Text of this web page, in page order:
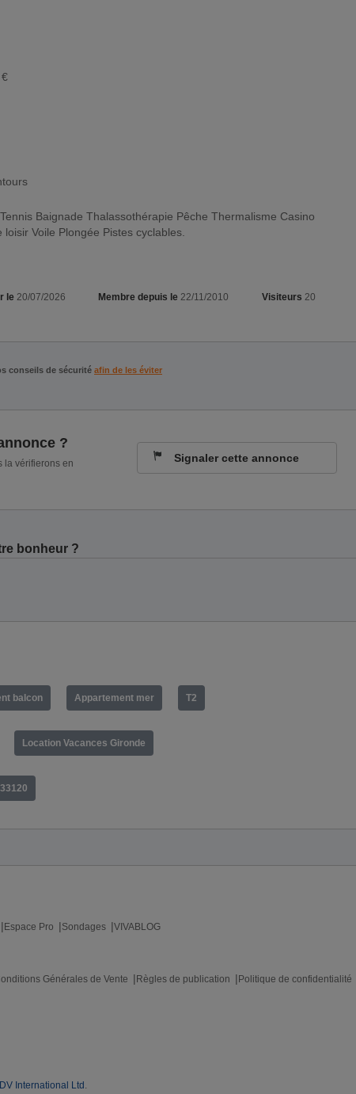
Baignade Thalassothérapie Pêche Thermalisme Casino
Voile Plongée Pistes cyclables.
le 20/07/2026 Membre depuis le 22/11/2010 Visiteurs 20
conseils de sécurité afin de les éviter
?
la vérifierons en
Signaler cette annonce
bonheur ?
balcon Appartement mer T2
Location Vacances Gironde
Espace Pro Sondages VIVABLOG
Générales de Vente Règles de publication Politique de confidentialité
DV International Ltd .